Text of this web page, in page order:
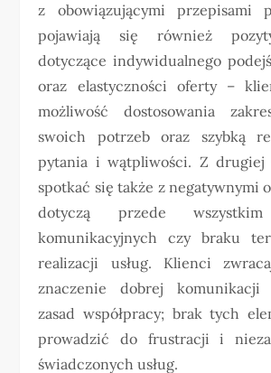
z obowiązującymi przepisami
pojawiają się również
dotyczące indywidualnego
oraz elastyczności oferty –
możliwość dostosowania
swoich potrzeb oraz szybką
pytania i wątpliwości. Z drugiej
spotkać się także z negatywnymi
dotyczą przede wszystkim
komunikacyjnych czy braku
realizacji usług. Klienci
znaczenie dobrej komunikacji
zasad współpracy; brak tych
prowadzić do frustracji i
świadczonych usług.